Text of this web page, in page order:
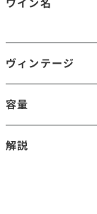
ヴィンテージ
容量
解説